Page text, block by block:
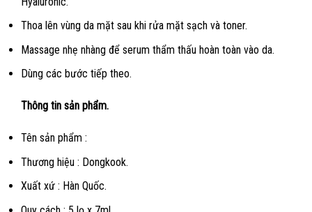
Thoa lên vùng da mặt sau khi rửa mặt sạch và toner.
Massage nhẹ nhàng để serum thẩm thấu hoàn toàn vào da.
Dùng các bước tiếp theo.
Thông tin sản phẩm.
Tên sản phẩm :
Thương hiệu : Dongkook.
Xuất xứ : Hàn Quốc.